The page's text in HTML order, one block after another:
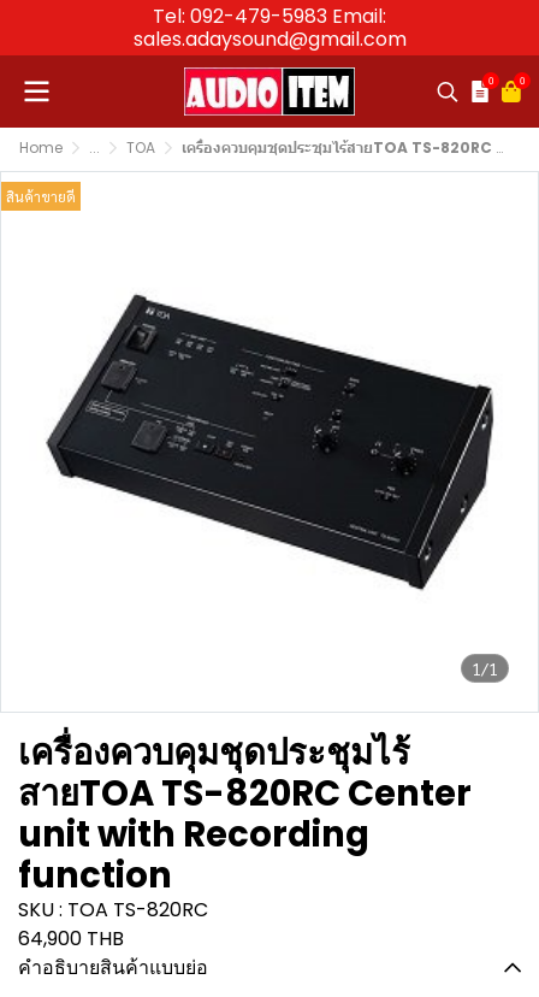
Tel: 092-479-5983 Email:
sales.adaysound@gmail.com
0 0
Home ... TOA เครื่องควบคุมชุดประชุมไร้สายTOA TS-820RC Center unit with Recording function
1/1
สินค้าขายดี
เครื่องควบคุมชุดประชุมไร้
สายTOA TS-820RC Center
unit with Recording
function
SKU : TOA TS-820RC
64,900 THB
คำอธิบายสินค้าแบบย่อ